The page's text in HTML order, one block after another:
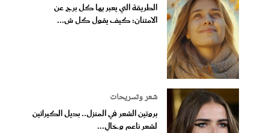
الطريقة التي يعبر بها كل برج عن
الامتنان: كيف يقول كل ش...
شعر وتسريحات
بروتين الشعر في المنزل.. بديل الكيراتين
لشعر ناعم وخالٍ...